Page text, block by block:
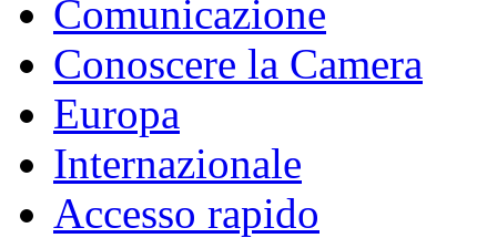
Comunicazione
Conoscere la Camera
Europa
Internazionale
Accesso rapido